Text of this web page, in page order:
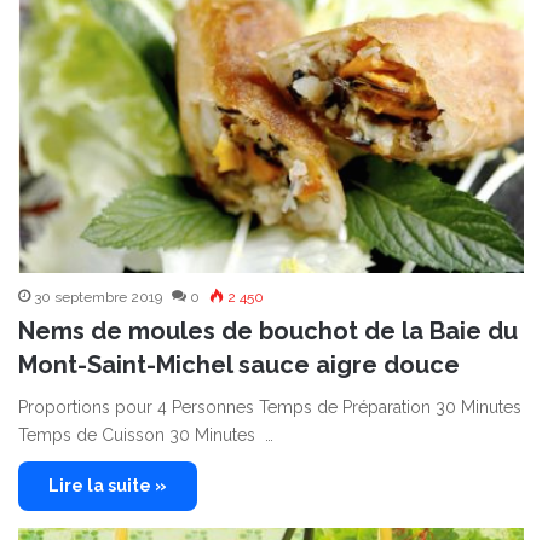
30 septembre 2019 0 2 450
Nems de moules de bouchot de la Baie du
Mont-Saint-Michel sauce aigre douce
Proportions pour 4 Personnes Temps de Préparation 30 Minutes
Temps de Cuisson 30 Minutes …
Lire la suite »